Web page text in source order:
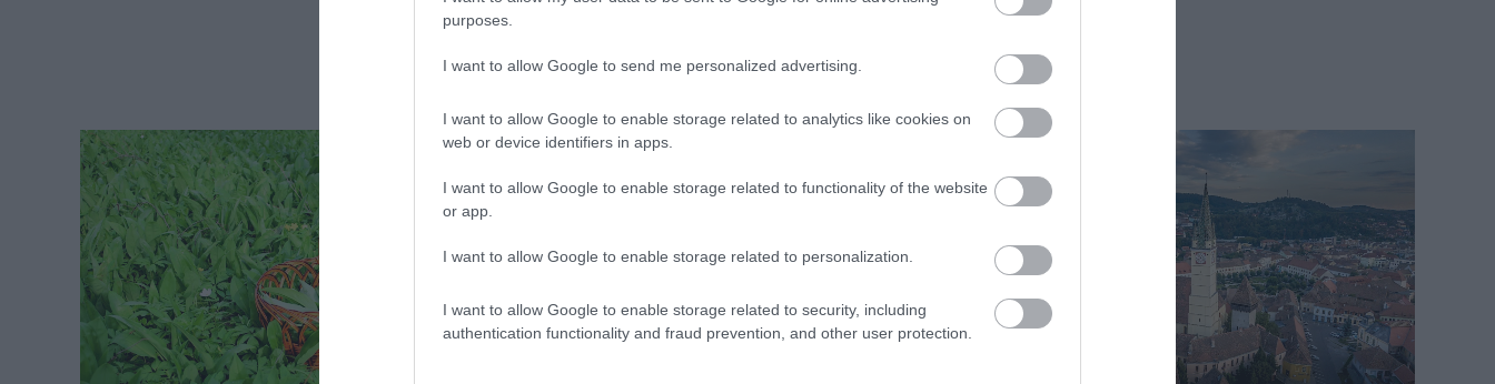
purposes.
I want to allow Google to send me personalized advertising.
I want to allow Google to enable storage related to analytics like cookies on
web or device identifiers in apps.
I want to allow Google to enable storage related to functionality of the website
or app.
I want to allow Google to enable storage related to personalization.
I want to allow Google to enable storage related to security, including
authentication functionality and fraud prevention, and other user protection.